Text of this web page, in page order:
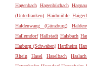
Hagenbach Hagenbüchach
(Unterfranken) Haidmühle
Haldenwang (Günzburg)
Hallerndorf Hallstadt Halsbach
Harburg (Schwaben) Hardheim
Rhein
Hasel Haselbach